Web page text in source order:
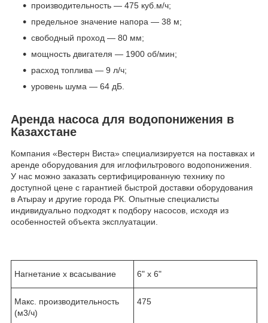
производительность — 475 куб.м/ч;
предельное значение напора — 38 м;
свободный проход — 80 мм;
мощность двигателя — 1900 об/мин;
расход топлива — 9 л/ч;
уровень шума — 64 дБ.
Аренда насоса для водопонижения в
Казахстане
Компания «Вестерн Виста» специализируется на поставках и
аренде оборудования для иглофильтрового водопонижения.
У нас можно заказать сертифицированную технику по
доступной цене с гарантией быстрой доставки оборудования
в Атырау и другие города РК. Опытные специалисты
индивидуально подходят к подбору насосов, исходя из
особенностей объекта эксплуатации.
Нагнетание х всасывание 6" x 6"
Макс. производительность
(м3/ч)
475